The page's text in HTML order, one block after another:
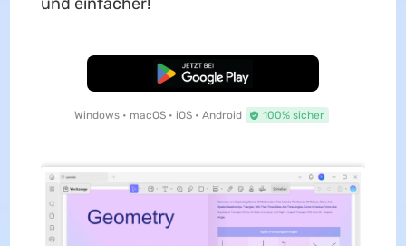
Kostenloser Download
Windows • macOS • iOS • Android 100% sicher